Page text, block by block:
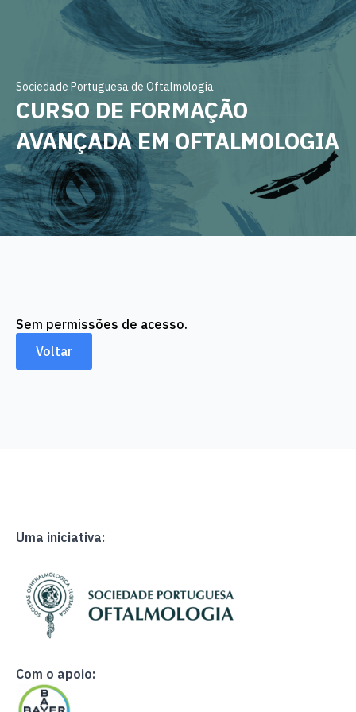
Sociedade Portuguesa de Oftalmologia
CURSO DE FORMAÇÃO
AVANÇADA EM OFTALMOLOGIA
Sem permissões de acesso.
Voltar
Uma iniciativa:
Com o apoio: